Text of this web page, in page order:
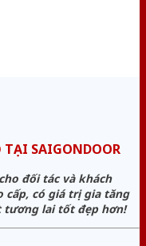
TẠI SAIGONDOOR
đối tác và khách
cấp, có giá trị gia tăng
tương lai tốt đẹp hơn!